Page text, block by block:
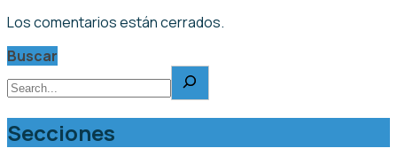
Los comentarios están cerrados.
Buscar
Secciones